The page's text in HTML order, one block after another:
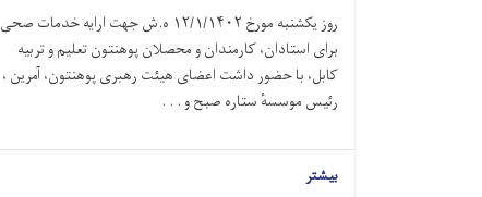
روز یکشنبه مورخ ١٢/١/١۴٠٢ ه.ش جهت ارایه خدمات صحی
برای استادان، کارمندان و محصلان پوهنتون تعلیم و تربیه
کابل، با حضور داشت اعضای هیئت رهبری پوهنتون، آمرین ،
رئیس موسسهٔ ستاره صبح و . . .
بیشتر